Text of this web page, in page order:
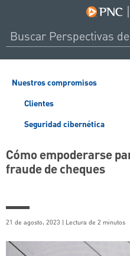
Nuestros compromisos
Clientes
Seguridad cibernética
Cómo empoderarse
fraude de cheques
21 de agosto, 2023 | Lectura de 2 minutos